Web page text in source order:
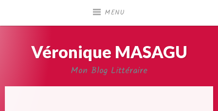
MENU
Véronique MASAGU
Mon Blog Littéraire